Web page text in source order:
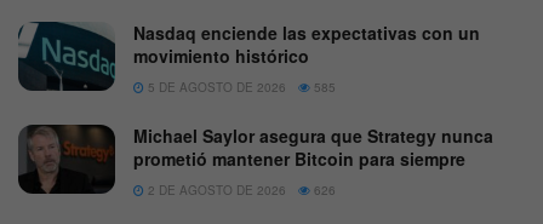
Nasdaq enciende las expectativas con un
movimiento histórico
5 DE AGOSTO DE 2026 585
Michael Saylor asegura que Strategy nunca
prometió mantener Bitcoin para siempre
2 DE AGOSTO DE 2026 626